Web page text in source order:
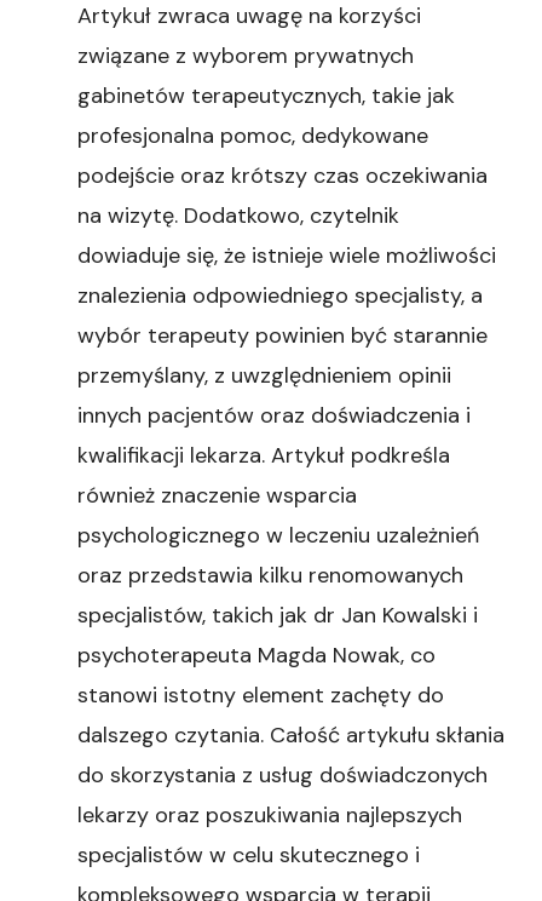
Artykuł zwraca uwagę na korzyści
związane z wyborem prywatnych
gabinetów terapeutycznych, takie jak
profesjonalna pomoc, dedykowane
podejście oraz krótszy czas oczekiwania
na wizytę. Dodatkowo, czytelnik
dowiaduje się, że istnieje wiele możliwości
znalezienia odpowiedniego specjalisty, a
wybór terapeuty powinien być starannie
przemyślany, z uwzględnieniem opinii
innych pacjentów oraz doświadczenia i
kwalifikacji lekarza. Artykuł podkreśla
również znaczenie wsparcia
psychologicznego w leczeniu uzależnień
oraz przedstawia kilku renomowanych
specjalistów, takich jak dr Jan Kowalski i
psychoterapeuta Magda Nowak, co
stanowi istotny element zachęty do
dalszego czytania. Całość artykułu skłania
do skorzystania z usług doświadczonych
lekarzy oraz poszukiwania najlepszych
specjalistów w celu skutecznego i
kompleksowego wsparcia w terapii